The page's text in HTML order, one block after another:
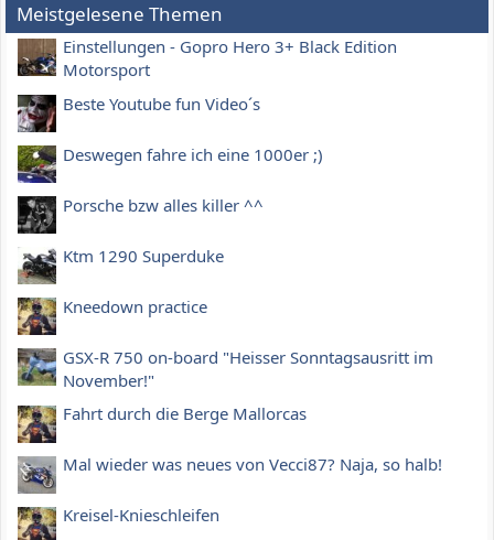
Meistgelesene Themen
Einstellungen - Gopro Hero 3+ Black Edition
Motorsport
Beste Youtube fun Video´s
Deswegen fahre ich eine 1000er ;)
Porsche bzw alles killer ^^
Ktm 1290 Superduke
Kneedown practice
GSX-R 750 on-board "Heisser Sonntagsausritt im
November!"
Fahrt durch die Berge Mallorcas
Mal wieder was neues von Vecci87? Naja, so halb!
Kreisel-Knieschleifen